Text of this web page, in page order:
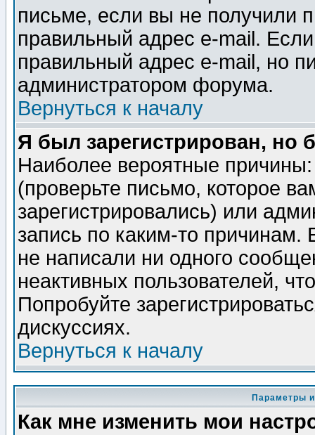
письме, если вы не получили
правильный адрес e-mail.
правильный адрес e-mail, но
администратором форума.
Вернуться к началу
Я был зарегистрирован, но
Наиболее вероятные
(проверьте письмо, которое
зарегистрировались) или
запись по каким-то
не написали ни одного
неактивных пользователей,
Попробуйте
дискуссиях.
Вернуться к началу
Параметры
Как мне изменить мои